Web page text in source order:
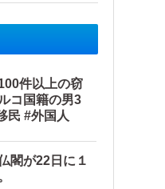
件以上の窃
コ国籍の男3
人を逮捕 #移民 #外国人
閣が22日に１